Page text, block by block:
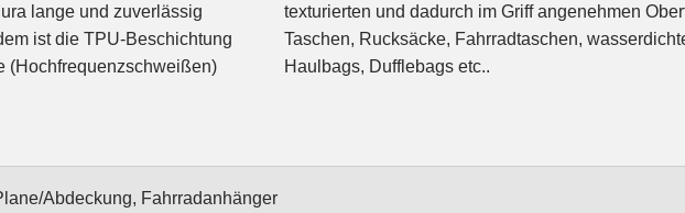
lange und zuverlässig
ist die TPU-Beschichtung
(Hochfrequenzschweißen)
super geeignet für
Aufbewahrungssäcke,
Haulbags, Dufflebags etc..
Abdeckung, Fahrradanhänger